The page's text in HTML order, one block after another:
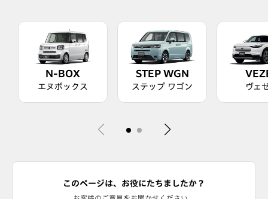
N-BOX
エヌボックス
STEP WGN
ステップ ワゴン ヴェ
このページは、お役にたちましたか？